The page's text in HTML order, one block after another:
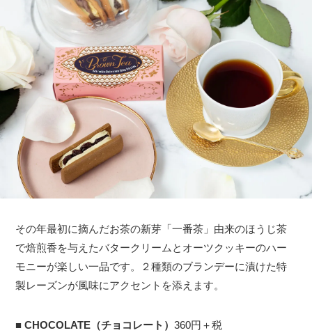
その年最初に摘んだお茶の新芽「一番茶」由来のほうじ茶
で焙煎香を与えたバタークリームとオーツクッキーのハー
モニーが楽しい一品です。２種類のブランデーに漬けた特
製レーズンが風味にアクセントを添えます。
■CHOCOLATE（チョコレート）360円＋税